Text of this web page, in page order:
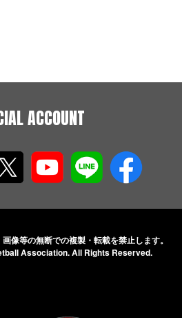
ACCOUNT
像等の無断での複製・転載を禁止します。
Association.All Rights Reserved.